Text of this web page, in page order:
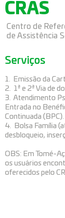
CRAS
Centro de
de Assistência
Serviços
1. Emissão da
2. 1ª e 2ª Via de
3. Atendimento
Entrada no
Continuada (BPC).
4. Bolsa Família
desbloqueio,
OBS: Em Tomé-
os usuários
oferecidos pelo